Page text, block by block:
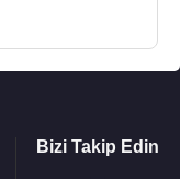
Bizi Takip Edin